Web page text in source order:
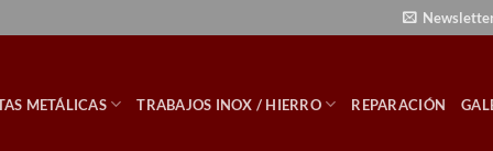
METÁLICAS TRABAJOS INOX / HIERRO REPARACIÓN